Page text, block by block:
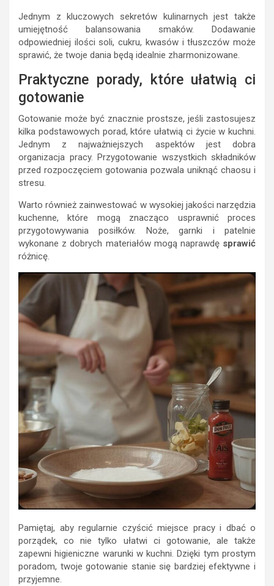
Jednym z kluczowych sekretów kulinarnych jest także
umiejętność balansowania smaków. Dodawanie
odpowiedniej ilości soli, cukru, kwasów i tłuszczów może
sprawić, że twoje dania będą idealnie zharmonizowane.
Praktyczne porady, które ułatwią ci
gotowanie
Gotowanie może być znacznie prostsze, jeśli zastosujesz
kilka podstawowych porad, które ułatwią ci życie w kuchni.
Jednym z najważniejszych aspektów jest dobra
organizacja pracy. Przygotowanie wszystkich składników
przed rozpoczęciem gotowania pozwala uniknąć chaosu i
stresu.
Warto również zainwestować w wysokiej jakości narzędzia
kuchenne, które mogą znacząco usprawnić proces
przygotowywania posiłków. Noże, garnki i patelnie
wykonane z dobrych materiałów mogą naprawdę sprawić
różnicę.
Pamiętaj, aby regularnie czyścić miejsce pracy i dbać o
porządek, co nie tylko ułatwi ci gotowanie, ale także
zapewni higieniczne warunki w kuchni. Dzięki tym prostym
poradom, twoje gotowanie stanie się bardziej efektywne i
przyjemne.